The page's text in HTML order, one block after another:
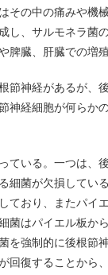
その中の痛みや機
し、サルモネラ菌
脾臓、肝臓での増
節神経があるが、
神経細胞が何らか
ている。一つは、
細菌が欠損してい
ており、またパイ
菌はパイエル板か
を強制的に後根節
回復することから